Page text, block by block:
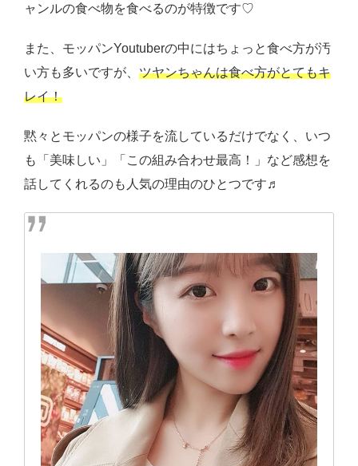
ャンルの食べ物を食べるのが特徴です♡
また、モッパンYoutuberの中にはちょっと食べ方が汚
い方も多いですが、 ツヤンちゃんは食べ方がとてもキ
レイ！
黙々とモッパンの様子を流しているだけでなく、いつ
も「美味しい」「この組み合わせ最高！」など感想を
話してくれるのも人気の理由のひとつです♬